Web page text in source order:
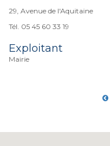
29, Avenue de l'Aquitaine
Tél. 05 45 60 33 19
Exploitant
Mairie